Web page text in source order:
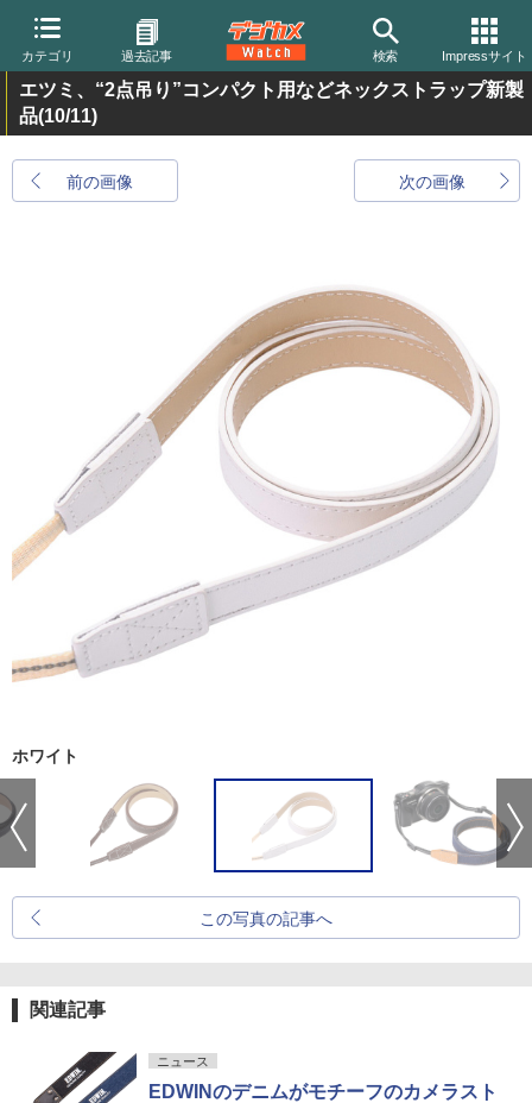
カテゴリ 過去記事 検索 Impressサイト
エツミ、“2点吊り”コンパクト用などネックストラップ新製
品(10/11)
前の画像 次の画像
ホワイト
この写真の記事へ
関連記事
ニュース
EDWINのデニムがモチーフのカメラスト